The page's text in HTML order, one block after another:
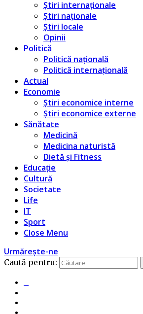
Știri internaționale
Știri naționale
Știri locale
Opinii
Politică
Politică națională
Politică internațională
Actual
Economie
Știri economice interne
Știri economice externe
Sănătate
Medicină
Medicina naturistă
Dietă și Fitness
Educație
Cultură
Societate
Life
IT
Sport
Close Menu
Urmărește-ne
Caută pentru: